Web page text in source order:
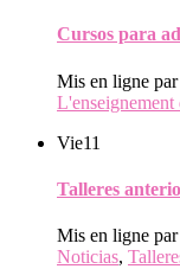
Cursos para
Mis en ligne par
L'enseignement
Vie11
Talleres
Mis en ligne par
Noticias,